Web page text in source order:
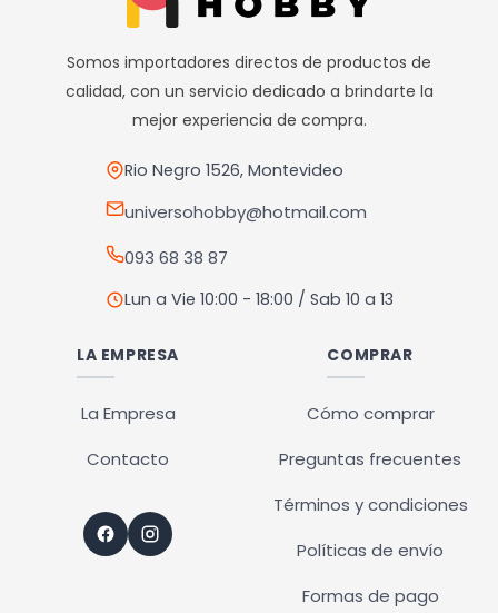
Las
opciones
se
pueden
en
la
de
producto
Somos importadores directos de productos de
calidad, con un servicio dedicado a brindarte la
mejor experiencia de compra.
Rio Negro 1526, Montevideo
universohobby@hotmail.com
093 68 38 87
Lun a Vie 10:00 - 18:00 / Sab 10 a 13
LA EMPRESA
La Empresa
Contacto
COMPRAR
Cómo comprar
Preguntas frecuentes
Términos y condiciones
Políticas de envío
Formas de pago